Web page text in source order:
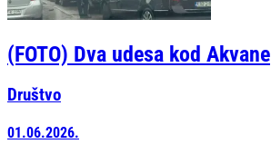
(FOTO) Dva udesa kod Akvane
Društvo
01.06.2026.